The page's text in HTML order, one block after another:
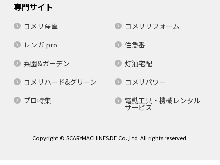
専門サイト
コメリ産直
コメリリフォーム
レンガ.pro
住急番
菜園&ガーデン
灯油宅配
コメリハード&グリーン
コメリパワー
プロ特集
電動工具・機械レンタル
サービス
Copyright © SCARYMACHINES.DE Co.,Ltd. All rights reserved.